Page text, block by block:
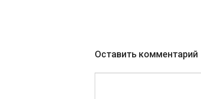
Оставить комментарий